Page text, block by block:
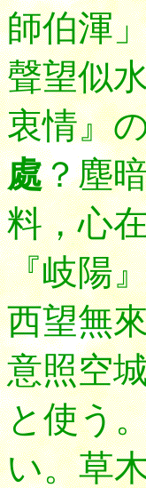
師伯渾
聲望似
衷情』
處？塵
料，心
『岐陽
西望無
意照空
と使う
い。草